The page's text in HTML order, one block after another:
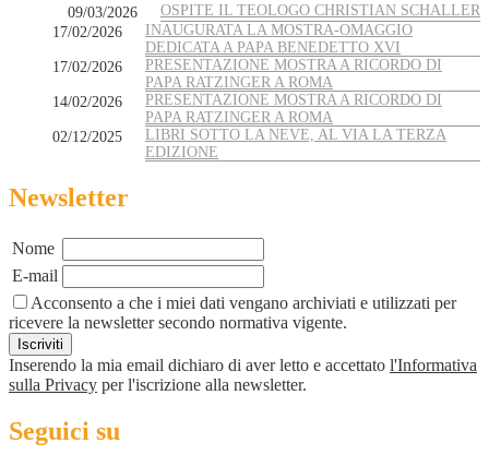
OSPITE IL TEOLOGO CHRISTIAN SCHALLER
09/03/2026
INAUGURATA LA MOSTRA-OMAGGIO
DEDICATA A PAPA BENEDETTO XVI
17/02/2026
PRESENTAZIONE MOSTRA A RICORDO DI
PAPA RATZINGER A ROMA
17/02/2026
PRESENTAZIONE MOSTRA A RICORDO DI
PAPA RATZINGER A ROMA
14/02/2026
LIBRI SOTTO LA NEVE, AL VIA LA TERZA
EDIZIONE
02/12/2025
Newsletter
Nome
E-mail
Acconsento a che i miei dati vengano archiviati e utilizzati per
ricevere la newsletter secondo normativa vigente.
Inserendo la mia email dichiaro di aver letto e accettato l'Informativa
sulla Privacy per l'iscrizione alla newsletter.
Seguici su